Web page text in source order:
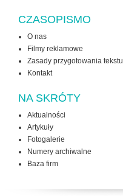
CZASOPISMO
O nas
Filmy reklamowe
Zasady przygotowania tekstu
Kontakt
NA SKRÓTY
Aktualności
Artykuły
Fotogalerie
Numery archiwalne
Baza firm